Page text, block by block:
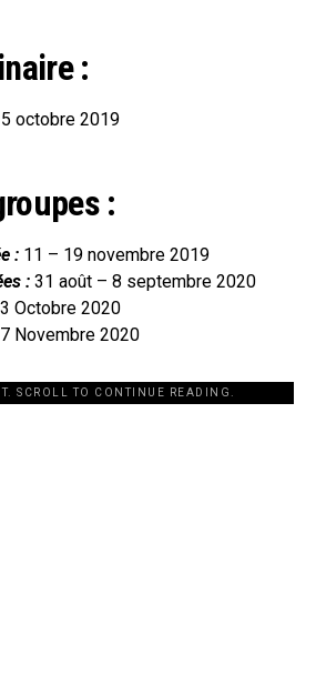
:
octobre 2019
:
: 11 – 19 novembre 2019
: 31 août – 8 septembre 2020
Octobre 2020
Novembre 2020
SCROLL TO CONTINUE READING.